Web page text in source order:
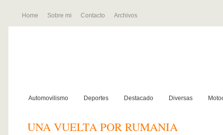
Home Sobre mi Contacto Archivos
Automovilismo Deportes Destacado Diversas
UNA VUELTA POR RUMANIA